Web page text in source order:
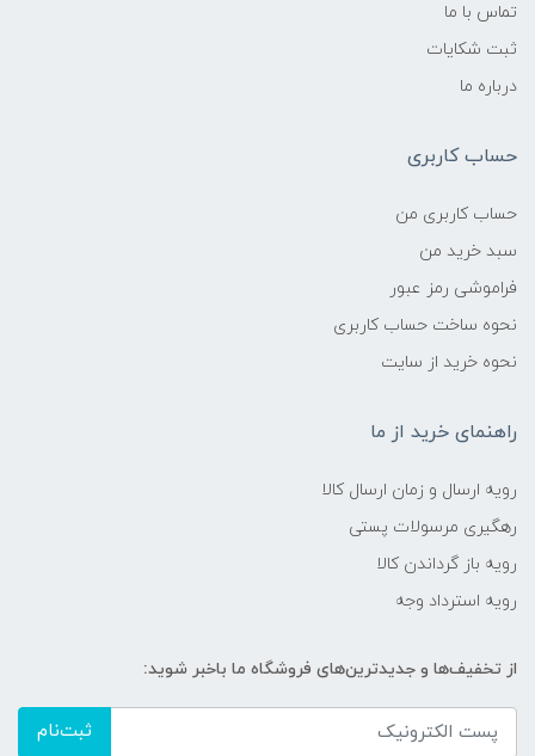
تماس با ما
ثبت شکایات
درباره ما
حساب کاربری
حساب کاربری من
سبد خرید من
فراموشی رمز عبور
نحوه ساخت حساب کاربری
نحوه خرید از سایت
راهنمای خرید از ما
رویه ارسال و زمان ارسال کالا
رهگیری مرسولات پستی
رویه باز گرداندن کالا
رویه استرداد وجه
از تخفیف‌ها و جدیدترین‌های فروشگاه ما باخبر شوید:
ثبت‌نام